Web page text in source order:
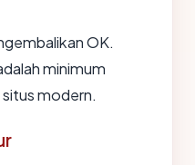
OK.
minimum
modern.